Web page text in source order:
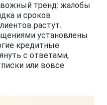
тренд: жалобы
и сроков
растут.
установлены
кредитные
с ответами,
или вовсе